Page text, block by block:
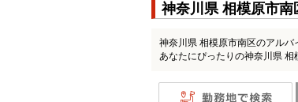
神奈川県 相模原市
神奈川県 相模原市南区のアルバ
あなたにぴったりの神奈川県 相